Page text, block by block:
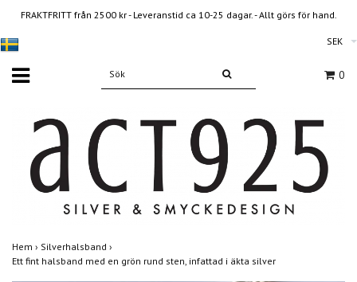
FRAKTFRITT från 2500 kr - Leveranstid ca 10-25 dagar. - Allt görs för hand.
SEK
0
Hem › Silverhalsband ›
Ett fint halsband med en grön rund sten, infattad i äkta silver